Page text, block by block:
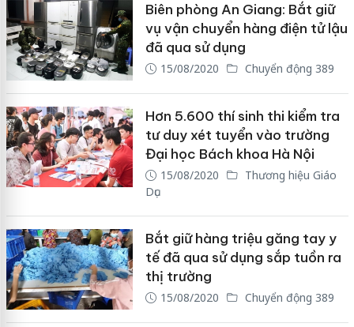
Biên phòng An Giang: Bắt giữ
vụ vận chuyển hàng điện tử lậu
đã qua sử dụng
15/08/2020 Chuyển động 389
Hơn 5.600 thí sinh thi kiểm tra
tư duy xét tuyển vào trường
Đại học Bách khoa Hà Nội
15/08/2020
Thương hiệu Giáo
Dục
Bắt giữ hàng triệu găng tay y
tế đã qua sử dụng sắp tuồn ra
thị trường
15/08/2020 Chuyển động 389